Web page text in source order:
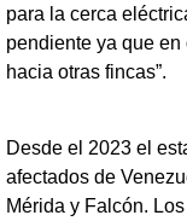
para la cerca
pendiente ya que
hacia otras fincas”.
Desde el 2023 el
afectados de
Mérida y Falcón.